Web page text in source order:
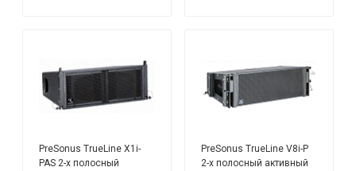
PreSonus TrueLine X1i-
PAS 2-х полосный
PreSonus TrueLine V8i-P
2-х полосный активный